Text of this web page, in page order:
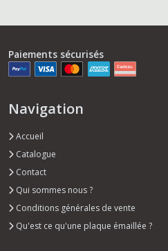
Paiements sécurisés
Navigation
Accueil
Catalogue
Contact
Qui sommes nous ?
Conditions générales de vente
Qu'est ce qu'une plaque émaillée ?